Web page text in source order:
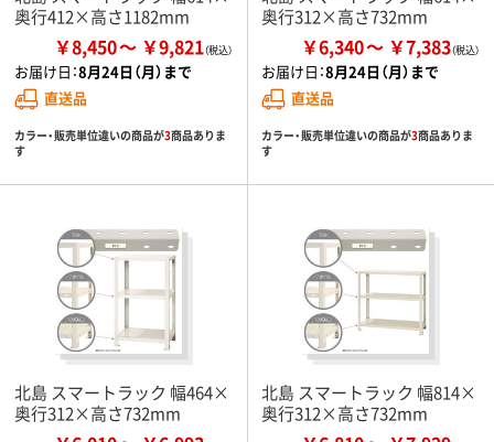
奥行412×高さ1182mm
￥8,450 ￥9,821
お届け日：8月24日（月）まで
直送品
カラー・販売単位違いの商品が3商品ありま
す
奥行312×高さ732mm
￥6,340 ￥7,383
お届け日：8月24日（月）まで
直送品
カラー・販売単位違いの商品が3商品ありま
す
北島 スマートラック 幅464×
奥行312×高さ732mm
北島 スマートラック 幅814×
奥行312×高さ732mm